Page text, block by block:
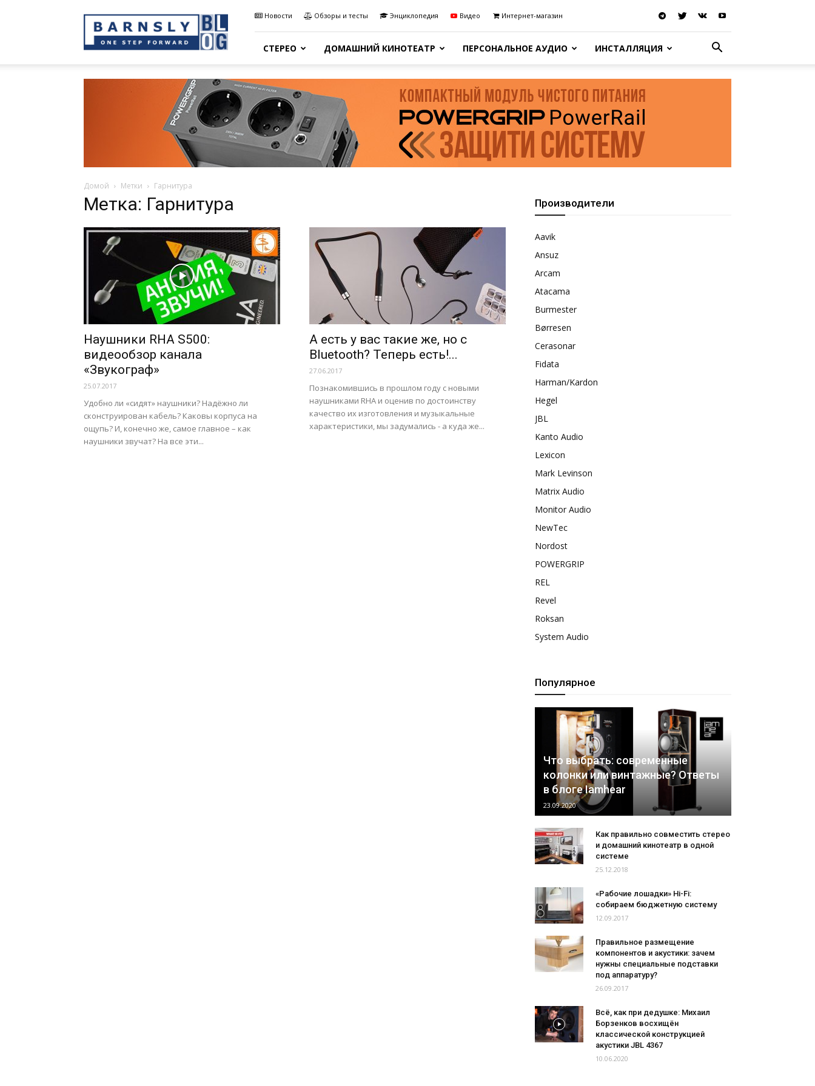
Sound
Blog
Новости Обзоры и тесты Энциклопедия Видео Интернет-магазин
СТЕРЕО ДОМАШНИЙ КИНОТЕАТР ПЕРСОНАЛЬНОЕ АУДИО ИНСТАЛЛЯЦИЯ
Домой Метки Гарнитура
Метка: Гарнитура
Наушники RHA S500:
видеообзор канала
«Звукограф»
25.07.2017
Удобно ли «сидят» наушники? Надёжно ли
сконструирован кабель? Каковы корпуса на
ощупь? И, конечно же, самое главное – как
наушники звучат? На все эти...
А есть у вас такие же, но с
Bluetooth? Теперь есть!...
27.06.2017
Познакомившись в прошлом году с новыми
наушниками RHA и оценив по достоинству
качество их изготовления и музыкальные
характеристики, мы задумались - а куда же...
Производители
Aavik
Ansuz
Arcam
Atacama
Burmester
Børresen
Cerasonar
Fidata
Harman/Kardon
Hegel
JBL
Kanto Audio
Lexicon
Mark Levinson
Matrix Audio
Monitor Audio
NewTec
Nordost
POWERGRIP
REL
Revel
Roksan
System Audio
Популярное
Что выбрать: современные
колонки или винтажные? Ответы
в блоге Iamhear
23.09.2020
Как правильно совместить стерео
и домашний кинотеатр в одной
системе
25.12.2018
«Рабочие лошадки» Hi-Fi:
собираем бюджетную систему
12.09.2017
Правильное размещение
компонентов и акустики: зачем
нужны специальные подставки
под аппаратуру?
26.09.2017
Всё, как при дедушке: Михаил
Борзенков восхищён
классической конструкцией
акустики JBL 4367
10.06.2020